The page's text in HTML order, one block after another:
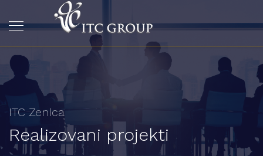
ITC Zenica
Realizovani projekti